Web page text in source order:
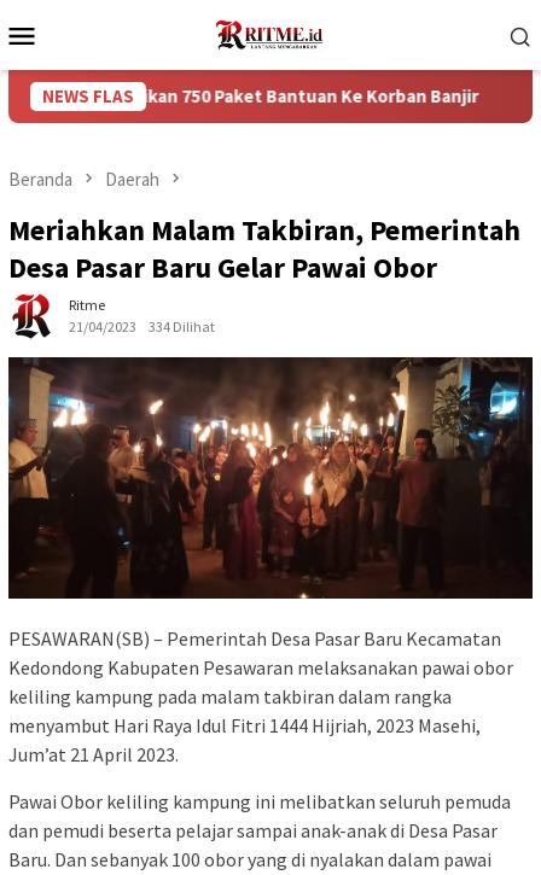
ke
Mobile
NEWS FLAS
750 Paket Bantuan Ke Korban Banjir Puncak
Beranda Daerah
Meriahkan Malam Takbiran, Pemerintah
Desa Pasar Baru Gelar Pawai Obor
Ritme
21/04/2023
334 Dilihat
PESAWARAN(SB) – Pemerintah Desa Pasar Baru Kecamatan
Kedondong Kabupaten Pesawaran melaksanakan pawai obor
keliling kampung pada malam takbiran dalam rangka
menyambut Hari Raya Idul Fitri 1444 Hijriah, 2023 Masehi,
Jum’at 21 April 2023.
Pawai Obor keliling kampung ini melibatkan seluruh pemuda
dan pemudi beserta pelajar sampai anak-anak di Desa Pasar
Baru. Dan sebanyak 100 obor yang di nyalakan dalam pawai